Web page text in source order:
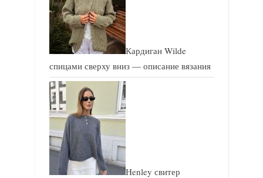
Кардиган Wilde
спицами сверху вниз — описание вязания
Henley свитер